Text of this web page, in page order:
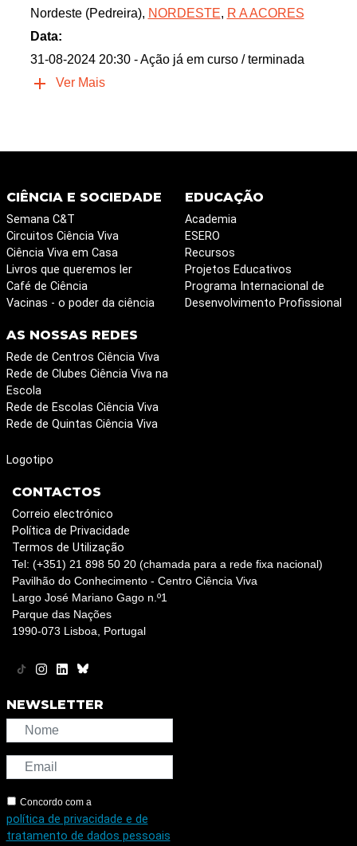
Nordeste (Pedreira), NORDESTE, R A ACORES
Data:
31-08-2024 20:30 - Ação já em curso / terminada
Ver Mais
CIÊNCIA E SOCIEDADE
Semana C&T
Circuitos Ciência Viva
Ciência Viva em Casa
Livros que queremos ler
Café de Ciência
Vacinas - o poder da ciência
EDUCAÇÃO
Academia
ESERO
Recursos
Projetos Educativos
Programa Internacional de
Desenvolvimento Profissional
AS NOSSAS REDES
Rede de Centros Ciência Viva
Rede de Clubes Ciência Viva na
Escola
Rede de Escolas Ciência Viva
Rede de Quintas Ciência Viva
Logotipo
CONTACTOS
Correio electrónico
Política de Privacidade
Termos de Utilização
Tel: (+351) 21 898 50 20 (chamada para a rede fixa nacional)
Pavilhão do Conhecimento - Centro Ciência Viva
Largo José Mariano Gago n.º1
Parque das Nações
1990-073 Lisboa, Portugal
NEWSLETTER
Concordo com a
política de privacidade e de
tratamento de dados pessoais